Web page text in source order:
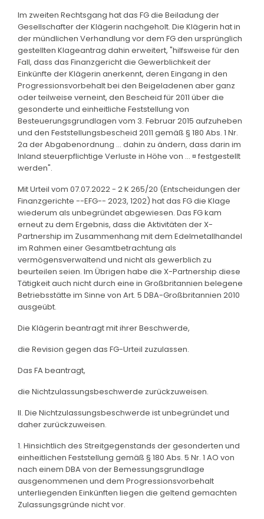
Im zweiten Rechtsgang hat das FG die Beiladung der
Gesellschafter der Klägerin nachgeholt. Die Klägerin hat in
der mündlichen Verhandlung vor dem FG den ursprünglich
gestellten Klageantrag dahin erweitert, "hilfsweise für den
Fall, dass das Finanzgericht die Gewerblichkeit der
Einkünfte der Klägerin anerkennt, deren Eingang in den
Progressionsvorbehalt bei den Beigeladenen aber ganz
oder teilweise verneint, den Bescheid für 2011 über die
gesonderte und einheitliche Feststellung von
Besteuerungsgrundlagen vom 3. Februar 2015 aufzuheben
und den Feststellungsbescheid 2011 gemäß § 180 Abs. 1 Nr.
2a der Abgabenordnung ... dahin zu ändern, dass darin im
Inland steuerpflichtige Verluste in Höhe von ... ¤ festgestellt
werden".
Mit Urteil vom 07.07.2022 - 2 K 265/20 (Entscheidungen der
Finanzgerichte --EFG-- 2023, 1202) hat das FG die Klage
wiederum als unbegründet abgewiesen. Das FG kam
erneut zu dem Ergebnis, dass die Aktivitäten der X-
Partnership im Zusammenhang mit dem Edelmetallhandel
im Rahmen einer Gesamtbetrachtung als
vermögensverwaltend und nicht als gewerblich zu
beurteilen seien. Im Übrigen habe die X-Partnership diese
Tätigkeit auch nicht durch eine in Großbritannien belegene
Betriebsstätte im Sinne von Art. 5 DBA-Großbritannien 2010
ausgeübt.
Die Klägerin beantragt mit ihrer Beschwerde,
die Revision gegen das FG-Urteil zuzulassen.
Das FA beantragt,
die Nichtzulassungsbeschwerde zurückzuweisen.
II. Die Nichtzulassungsbeschwerde ist unbegründet und
daher zurückzuweisen.
1. Hinsichtlich des Streitgegenstands der gesonderten und
einheitlichen Feststellung gemäß § 180 Abs. 5 Nr. 1 AO von
nach einem DBA von der Bemessungsgrundlage
ausgenommenen und dem Progressionsvorbehalt
unterliegenden Einkünften liegen die geltend gemachten
Zulassungsgründe nicht vor.